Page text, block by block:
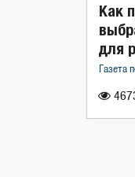
Как
для
Газета